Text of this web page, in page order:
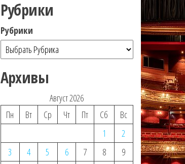
Рубрики
Рубрики
Архивы
Август 2026
Пн
Вт Ср Чт Пт Сб
Вс
1
2
3
4 5 6 7 8
9